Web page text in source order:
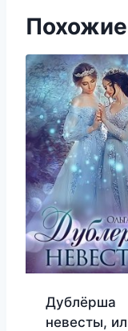
Похожие
Дублёрша
невесты,